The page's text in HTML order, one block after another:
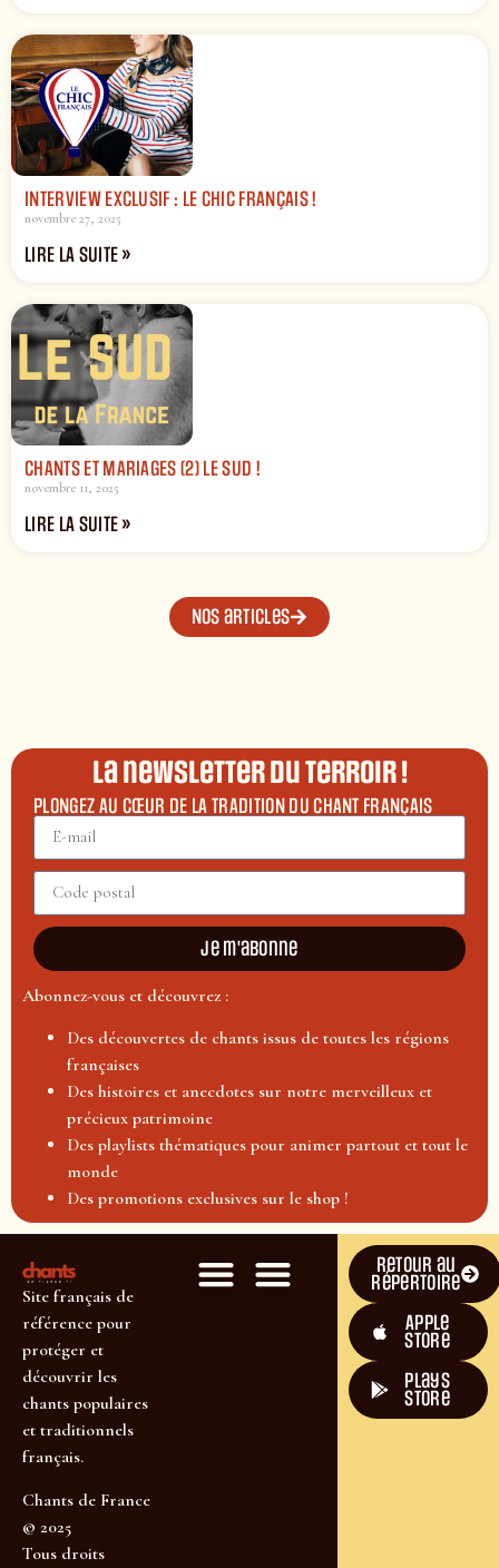
INTERVIEW EXCLUSIF : LE CHIC FRANÇAIS !
novembre 27, 2025
LIRE LA SUITE »
CHANTS ET MARIAGES (2) LE SUD !
novembre 11, 2025
LIRE LA SUITE »
Nos articles
La newsletter du terroir !
PLONGEZ AU CŒUR DE LA TRADITION DU CHANT FRANÇAIS
Je m'abonne
Abonnez-vous et découvrez :
Des découvertes de chants issus de toutes les régions
françaises
Des histoires et anecdotes sur notre merveilleux et
précieux patrimoine
Des playlists thématiques pour animer partout et tout le
monde
Des promotions exclusives sur le shop !
Site français de
référence pour
protéger et
découvrir les
chants populaires
et traditionnels
français.
Chants de France
© 2025
Tous droits
Retour au
répertoire
Apple
Store
plays
store